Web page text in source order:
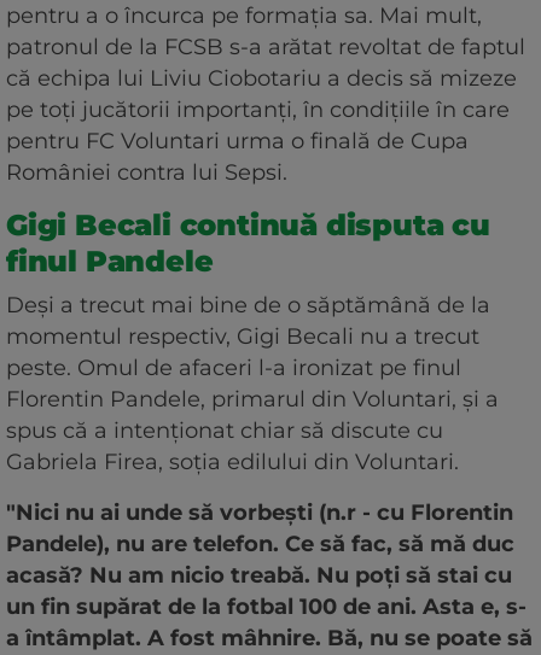
pentru a o încurca pe formația sa. Mai mult,
patronul de la FCSB s-a arătat revoltat de faptul
că echipa lui Liviu Ciobotariu a decis să mizeze
pe toți jucătorii importanți, în condițiile în care
pentru FC Voluntari urma o finală de Cupa
României contra lui Sepsi.
Gigi Becali continuă disputa cu
finul Pandele
Deși a trecut mai bine de o săptămână de la
momentul respectiv, Gigi Becali nu a trecut
peste. Omul de afaceri l-a ironizat pe finul
Florentin Pandele, primarul din Voluntari, și a
spus că a intenționat chiar să discute cu
Gabriela Firea, soția edilului din Voluntari.
"Nici nu ai unde să vorbești (n.r - cu Florentin
Pandele), nu are telefon. Ce să fac, să mă duc
acasă? Nu am nicio treabă. Nu poți să stai cu
un fin supărat de la fotbal 100 de ani. Asta e, s-
a întâmplat. A fost mâhnire. Bă, nu se poate să